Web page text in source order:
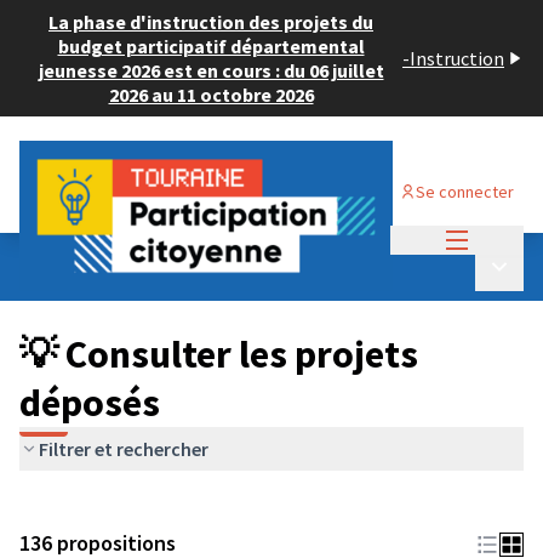
La phase d'instruction des projets du
budget participatif départemental
jeunesse 2026 est en cours : du 06 juillet
2026 au 11 octobre 2026
-Instruction
Se connecter
Budget Participatif JEUNESSE 2024
💡 Consulter les projets déposés
💡 Consulter les projets
déposés
Filtrer et rechercher
136 propositions